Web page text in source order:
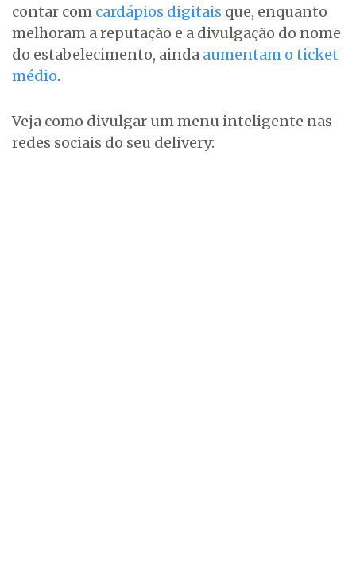
contar com cardápios digitais que, enquanto
melhoram a reputação e a divulgação do nome
do estabelecimento, ainda aumentam o ticket
médio.
Veja como divulgar um menu inteligente nas
redes sociais do seu delivery: